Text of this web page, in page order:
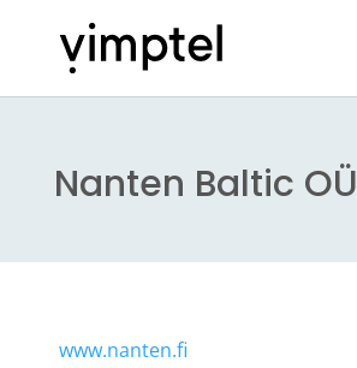
Nanten Baltic OÜ
www.nanten.fi